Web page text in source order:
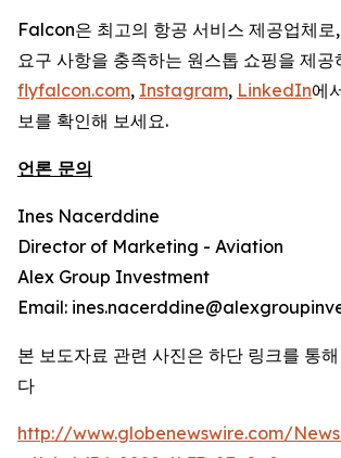
Falcon은 최고의 항공 서비스 제공업체로
요구 사항을 충족하는 원스톱 쇼핑을 제공
flyfalcon.com, Instagram, LinkedIn에
보를 확인해 보세요.
언론 문의
Ines Nacerddine
Director of Marketing - Aviation
Alex Group Investment
Email:
본 보도자료 관련 사진은 하단 링크를 통
다
http://www.globenewswire.com/